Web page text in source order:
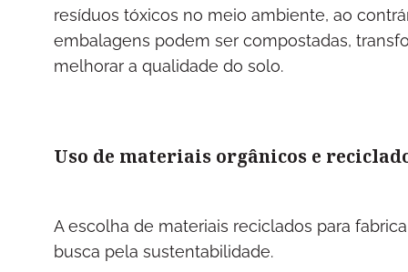
resíduos tóxicos no meio ambiente, ao
embalagens podem ser compostadas,
melhorar a qualidade do solo.
Uso de materiais orgânicos e
A escolha de materiais reciclados para
busca pela sustentabilidade.